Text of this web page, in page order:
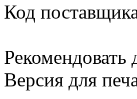
Код
Рекомендовать
Версия для